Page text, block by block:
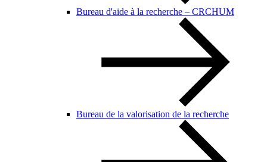
Bureau d'aide à la recherche – CRCHUM
Bureau de la valorisation de la recherche